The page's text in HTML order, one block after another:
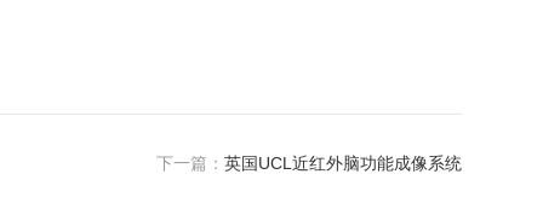
下一篇： 英国UCL近红外脑功能成像系统